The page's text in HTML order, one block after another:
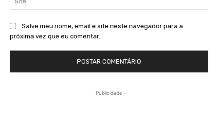
Salve meu nome, email e site neste navegador para a
próxima vez que eu comentar.
- Publicidade -